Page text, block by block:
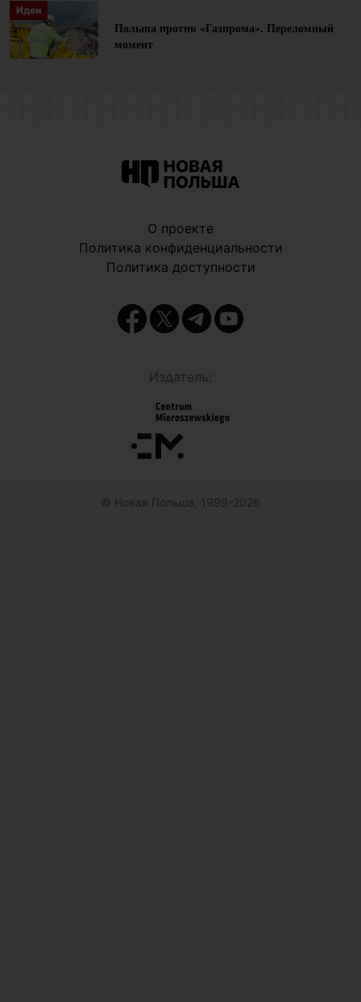
Идеи
Польша против «Газпрома». Переломный
момент
О проекте
Политика конфиденциальности
Политика доступности
Издатель:
© Новая Польша, 1999-2026